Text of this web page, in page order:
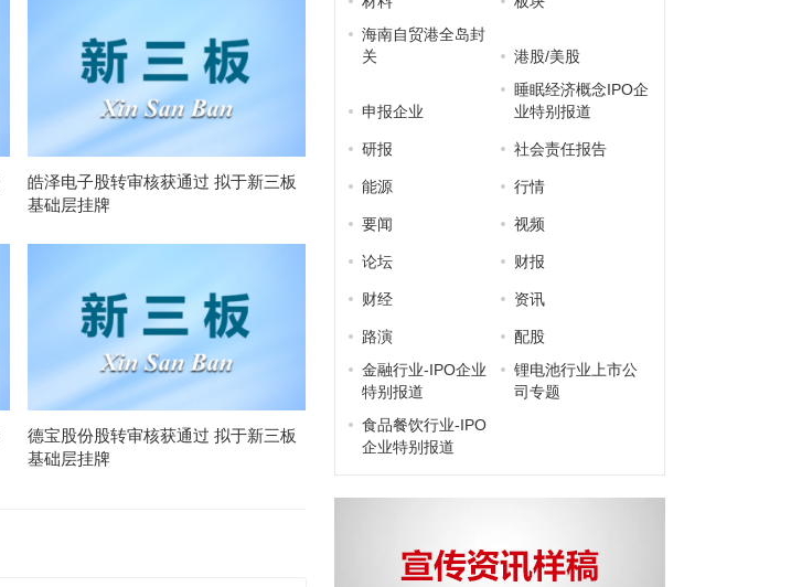
皓泽电子股转审核获通过 拟于新三板
基础层挂牌
德宝股份股转审核获通过 拟于新三板
基础层挂牌
海南自贸港全岛封
关
港股/美股
申报企业
睡眠经济概念IPO企
业特别报道
研报 社会责任报告
能源 行情
要闻 视频
论坛 财报
财经 资讯
路演
配股
金融行业-IPO企业
特别报道
锂电池行业上市公
司专题
食品餐饮行业-IPO
企业特别报道